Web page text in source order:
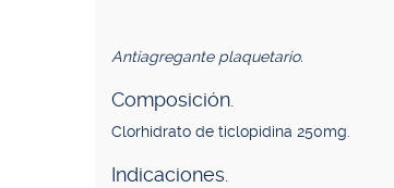
Antiagregante plaquetario.
Composición.
Clorhidrato de ticlopidina 250mg.
Indicaciones.